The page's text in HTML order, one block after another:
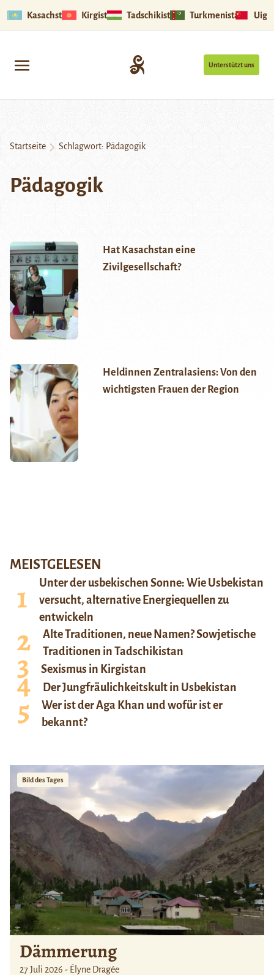
Kasachstan Kirgistan Tadschikistan Turkmenistan
Unterstützt uns
Startseite Schlagwort: Pädagogik
Pädagogik
Hat Kasachstan eine
Zivilgesellschaft?
Heldinnen Zentralasiens: Von den
wichtigsten Frauen der Region
MEISTGELESEN
Unter der usbekischen Sonne: Wie Usbekistan
versucht, alternative Energiequellen zu
entwickeln
Alte Traditionen, neue Namen? Sowjetische
Traditionen in Tadschikistan
Sexismus in Kirgistan
Der Jungfräulichkeitskult in Usbekistan
Wer ist der Aga Khan und wofür ist er
bekannt?
Bild des Tages
Dämmerung
27 Juli 2026 - Élyne Dragée